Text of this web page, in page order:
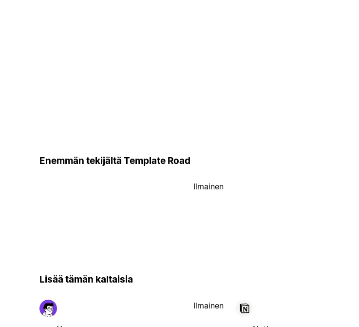
Enemmän tekijältä Template Road
Ilmainen
Lisää tämän kaltaisia
Ilmainen